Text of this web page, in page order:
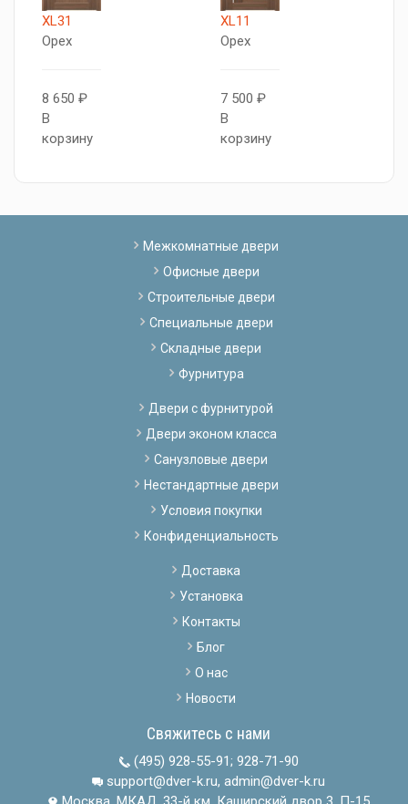
XL31
Орех
8 650 ₽
В
корзину
XL11
Орех
7 500 ₽
В
корзину
Межкомнатные двери
Офисные двери
Строительные двери
Специальные двери
Складные двери
Фурнитура
Двери с фурнитурой
Двери эконом класса
Санузловые двери
Нестандартные двери
Условия покупки
Конфиденциальность
Доставка
Установка
Контакты
Блог
О нас
Новости
Свяжитесь с нами
(495) 928-55-91; 928-71-90
support@dver-k.ru, admin@dver-k.ru